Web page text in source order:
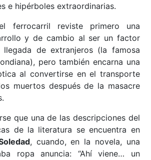
e hipérboles extraordinarias.
ferrocarril reviste primero una
y de cambio al ser un factor
llegada de extranjeros (la famosa
pero también encarna una
al convertirse en el transporte
muertos después de la masacre
que una de las descripciones del
de la literatura se encuentra en
, cuando, en la novela, una
ropa anuncia: “Ahí viene… un